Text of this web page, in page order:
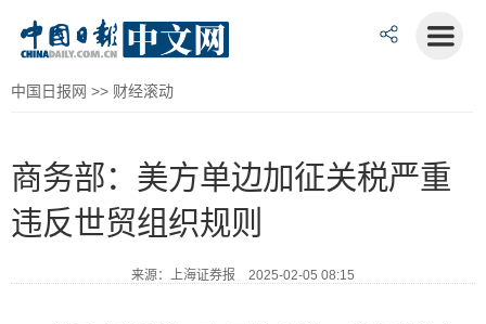
中国日报网 >> 财经滚动
商务部：美方单边加征关税严重
违反世贸组织规则
来源：上海证券报 2025-02-05 08:15